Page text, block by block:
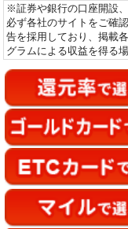
※証券や銀行の口座開設
必ず各社のサイトをご確
告を採用しており、掲載
グラムによる収益を得る